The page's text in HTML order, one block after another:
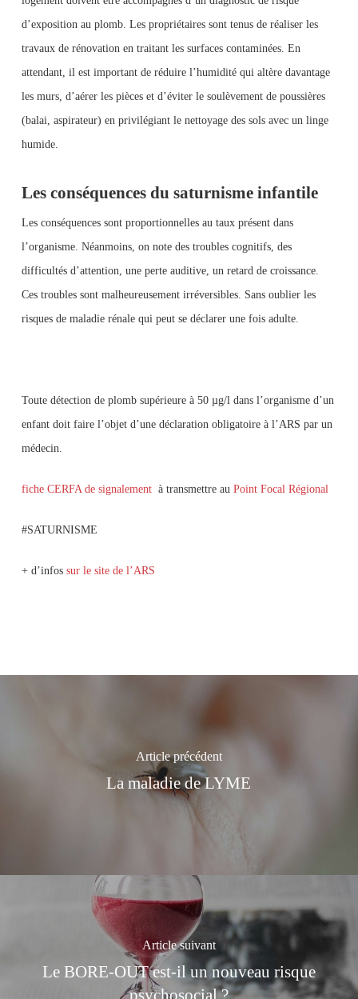
d’exposition au plomb. Les propriétaires sont tenus de réaliser les
travaux de rénovation en traitant les surfaces contaminées. En
attendant, il est important de réduire l’humidité qui altère davantage
les murs, d’aérer les pièces et d’éviter le soulèvement de poussières
(balai, aspirateur) en privilégiant le nettoyage des sols avec un linge
humide.
Les conséquences du saturnisme infantile
Les conséquences sont proportionnelles au taux présent dans
l’organisme. Néanmoins, on note des troubles cognitifs, des
difficultés d’attention, une perte auditive, un retard de croissance.
Ces troubles sont malheureusement irréversibles. Sans oublier les
risques de maladie rénale qui peut se déclarer une fois adulte.
Toute détection de plomb supérieure à 50 µg/l dans l’organisme d’un
enfant doit faire l’objet d’une déclaration obligatoire à l’ARS par un
médecin.
fiche CERFA de signalement à transmettre au Point Focal Régional
#SATURNISME
+ d’infos sur le site de l’ARS
Article précédent
La maladie de LYME
Article suivant
Le BORE-OUT est-il un nouveau risque
psychosocial ?